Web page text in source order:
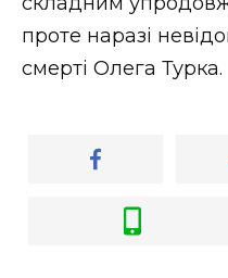
проте наразі
смерті Олега Турка.